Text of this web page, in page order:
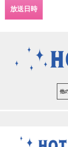
放送日時
他